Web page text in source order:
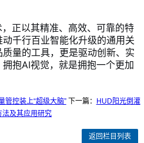
正以其精准、高效、可靠的特
千行百业智能化升级的通用关
量的工具，更是驱动创新、实
抱AI视觉，就是拥抱一个更加
管控装上“超级大脑”下一篇：
HUD阳光倒灌
法及其应用研究
返回栏目列表